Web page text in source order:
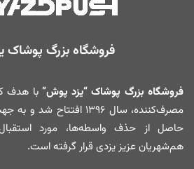
فروشگاه بزرگ پوشاک
فروشگاه بزرگ پوشاک “یزد پوش” با هدف
مصرف‌کننده، سال ۱۳۹۶
حاصل از حذف واسطه‌ها، مورد
هم‌شهریان عزیز یزدی قرار گرفته است.